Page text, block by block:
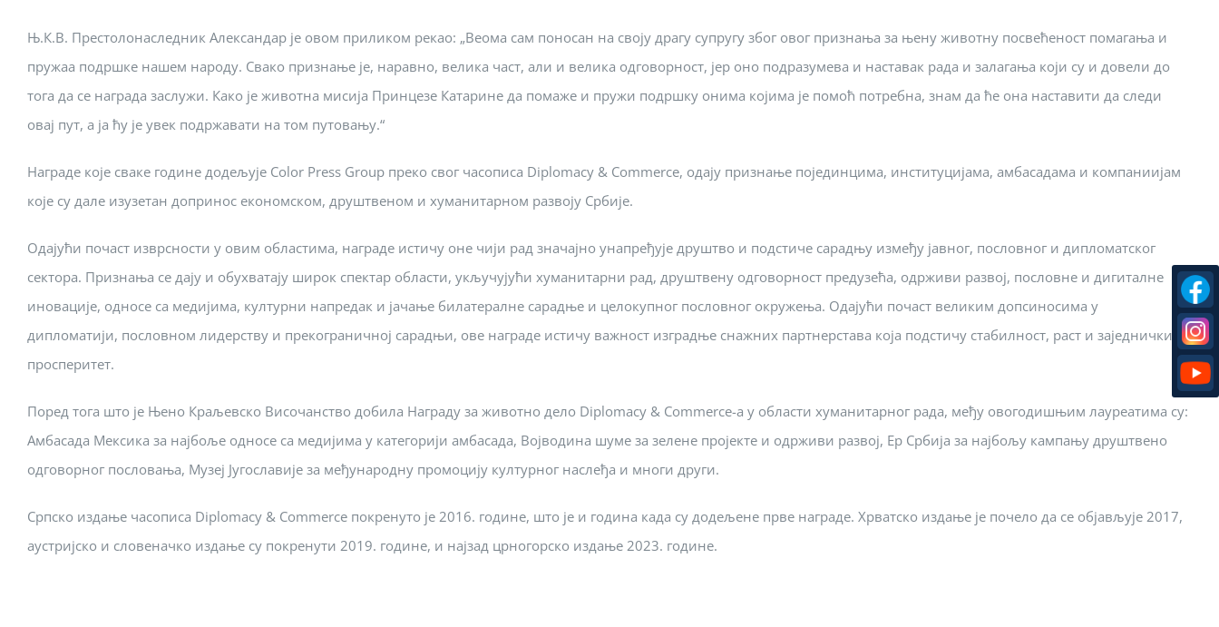
Њ.К.В. Престолонаследник Александар је овом приликом рекао: „Веома сам поносан на своју драгу супругу због овог признања за њену животну посвећеност помагања и
пружаа подршке нашем народу. Свако признање је, наравно, велика част, али и велика одговорност, јер оно подразумева и наставак рада и залагања који су и довели до
тога да се награда заслужи. Како је животна мисија Принцезе Катарине да помаже и пружи подршку онима којима је помоћ потребна, знам да ће она наставити да следи
овај пут, а ја ћу је увек подржавати на том путовању.“
Награде које сваке године додељује Color Press Group преко свог часописа Diplomacy & Commerce, одају признање појединцима, институцијама, амбасадама и компаниијам
које су дале изузетан допринос економском, друштвеном и хуманитарном развоју Србије.
Одајући почаст изврсности у овим областима, награде истичу оне чији рад значајно унапређује друштво и подстиче сарадњу између јавног, пословног и дипломатског
сектора. Признања се дају и обухватају широк спектар области, укључујући хуманитарни рад, друштвену одговорност предузећа, одрживи развој, пословне и дигиталне
иновације, односе са медијима, културни напредак и јачање билатералне сарадње и целокупног пословног окружења. Одајући почаст великим допсиносима у
дипломатији, пословном лидерству и прекограничној сарадњи, ове награде истичу важност изградње снажних партнерстава која подстичу стабилност, раст и заједнички
просперитет.
Поред тога што је Њено Краљевско Височанство добила Награду за животно дело Diplomacy & Commerce-а у области хуманитарног рада, међу овогодишњим лауреатима су:
Амбасада Мексика за најбоље односе са медијима у категорији амбасада, Војводина шуме за зелене пројекте и одрживи развој, Ер Србија за најбољу кампању друштвено
одговорног пословања, Музеј Југославије за међународну промоцију културног наслеђа и многи други.
Српско издање часописа Diplomacy & Commerce покренуто је 2016. године, што је и година када су додељене прве награде. Хрватско издање је почело да се објављује 2017,
аустријско и словеначко издање су покренути 2019. године, и најзад црногорско издање 2023. године.